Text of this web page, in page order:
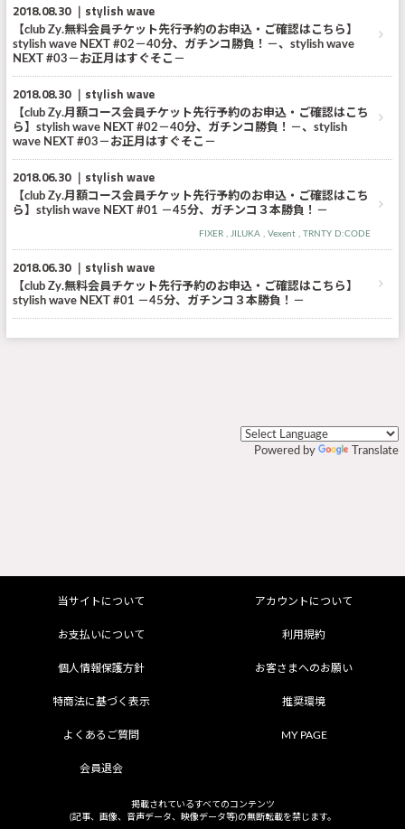
2018.08.30 stylish wave
【club Zy.無料会員チケット先行予約のお申込・ご確認はこちら】
stylish wave NEXT #02－40分、ガチンコ勝負！－、stylish wave
NEXT #03－お正月はすぐそこ－
2018.08.30 stylish wave
【club Zy.月額コース会員チケット先行予約のお申込・ご確認はこち
ら】stylish wave NEXT #02－40分、ガチンコ勝負！－、stylish
wave NEXT #03－お正月はすぐそこ－
2018.06.30 stylish wave
【club Zy.月額コース会員チケット先行予約のお申込・ご確認はこち
ら】stylish wave NEXT #01 －45分、ガチンコ３本勝負！－
FIXER JILUKA Vexent TRNTY D:CODE
2018.06.30 stylish wave
【club Zy.無料会員チケット先行予約のお申込・ご確認はこちら】
stylish wave NEXT #01 －45分、ガチンコ３本勝負！－
Powered by Translate
当サイトについて アカウントについて
お支払いについて 利用規約
個人情報保護方針 お客さまへのお願い
特商法に基づく表示 推奨環境
よくあるご質問 MY PAGE
会員退会
掲載されているすべてのコンテンツ
(記事、画像、音声データ、映像データ等)の無断転載を禁じます。